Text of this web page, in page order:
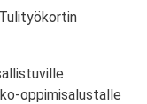
oppimisalustalle